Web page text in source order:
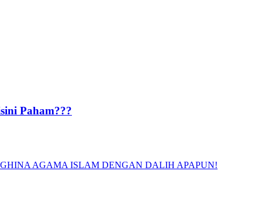
Paham???
AGAMA ISLAM DENGAN DALIH APAPUN!